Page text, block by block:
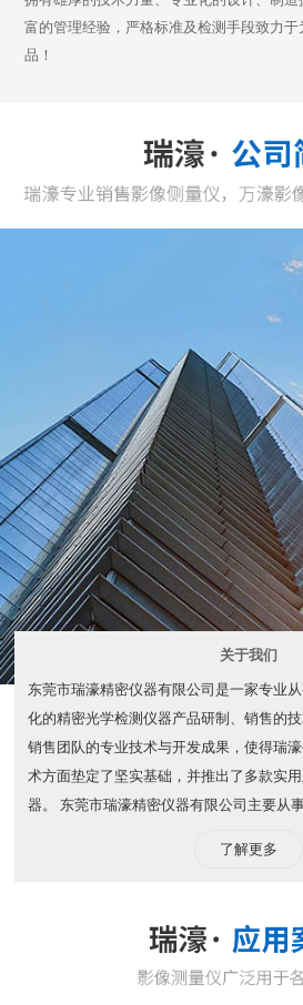
富的管理经验，严格标准及检测手段致力
品！
关于我们
东莞市瑞濠精密仪器有限公司是一家专业
化的精密光学检测仪器产品研制、销售的
销售团队的专业技术与开发成果，使得瑞
术方面垫定了坚实基础，并推出了多款实
器。 东莞市瑞濠精密仪器有限公司主要从事
了解更多